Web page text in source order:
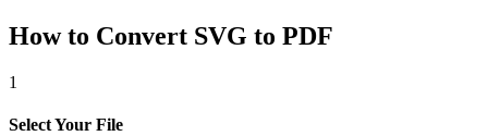
How to Convert SVG to PDF
1
Select Your File